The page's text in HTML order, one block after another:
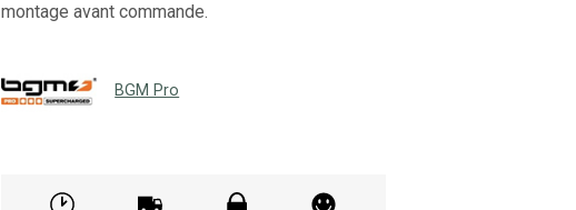
montage avant commande.
BGM Pro